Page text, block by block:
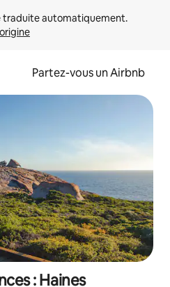
Partez-vous un Airbnb
: Haines